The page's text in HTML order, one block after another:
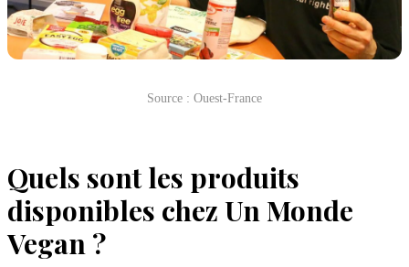
Source : Ouest-France
Quels sont les produits
disponibles chez Un Monde
Vegan ?